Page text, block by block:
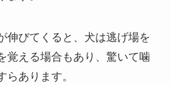
伸びてくると、犬は逃げ場を
覚える場合もあり、驚いて噛
らあります。